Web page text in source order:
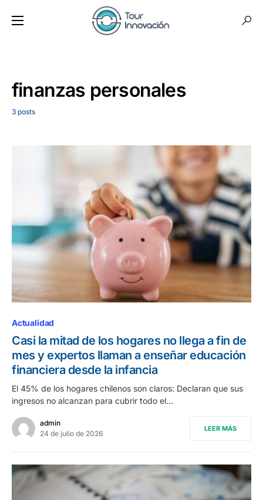
finanzas personales
3 posts
Actualidad
Casi la mitad de los hogares no llega a fin de
mes y expertos llaman a enseñar educación
financiera desde la infancia
El 45% de los hogares chilenos son claros: Declaran que sus
ingresos no alcanzan para cubrir todo el…
admin
24 de julio de 2026
LEER MÁS